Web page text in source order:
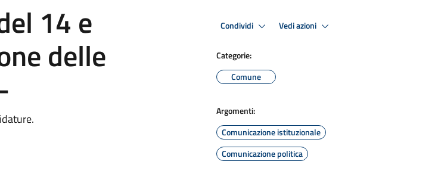
14 e
delle
Condividi Vedi azioni
Categorie:
Comune
Argomenti:
Comunicazione istituzionale
Comunicazione politica